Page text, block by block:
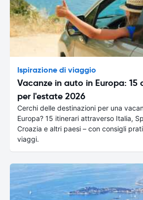
Ispirazione di viaggio
Vacanze in auto in Europa: 15
per l'estate 2026
Cerchi delle destinazioni per una
Europa? 15 itinerari attraverso Italia,
Croazia e altri paesi – con consigli
viaggi.